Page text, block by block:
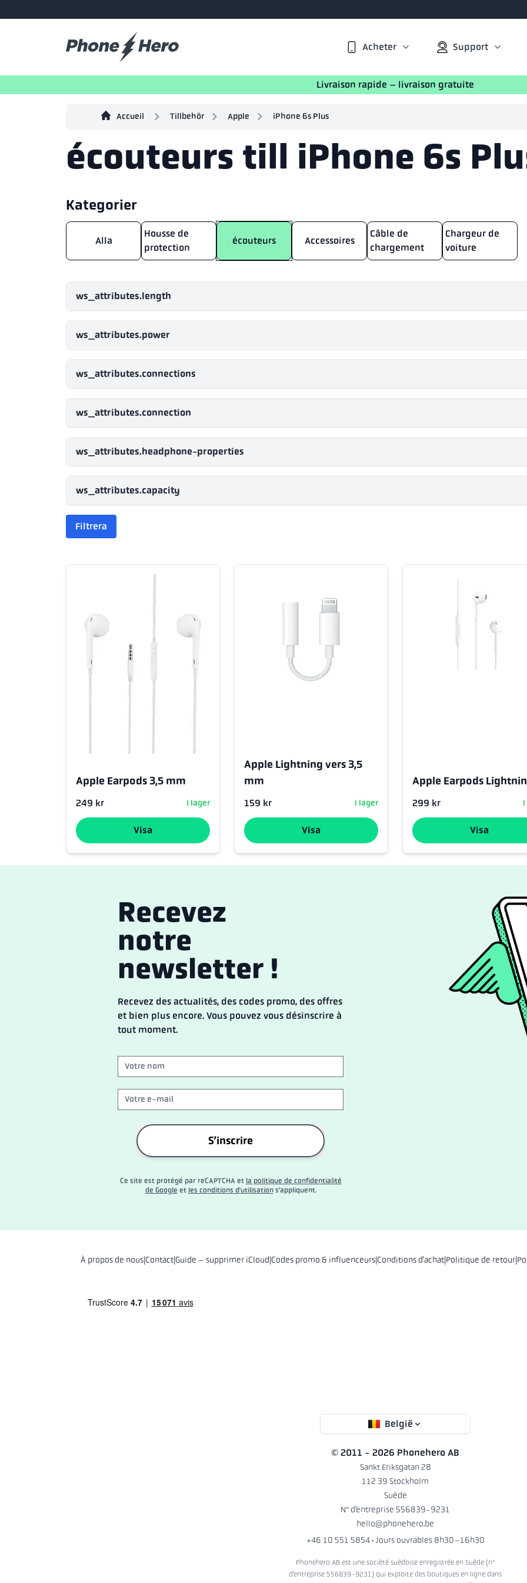
Acheter Support
Livraison rapide – livraison gratuite
Accueil Tillbehör Apple iPhone 6s Plus
écouteurs till iPhone 6s
Kategorier
Alla
Housse de
protection
écouteurs Accessoires
Câble de
chargement
Chargeur de
voiture
ws_attributes.length
ws_attributes.power
ws_attributes.connections
ws_attributes.connection
ws_attributes.headphone-properties
ws_attributes.capacity
Filtrera
Apple Earpods 3,5 mm
249 kr I lager
Visa
Apple Lightning vers 3,5
mm
159 kr I lager
Visa
Apple Earpods
299 kr
Visa
Recevez
notre
newsletter !
Recevez des actualités, des codes promo, des offres
et bien plus encore. Vous pouvez vous désinscrire à
tout moment.
S’inscrire
Ce site est protégé par reCAPTCHA et la politique de confidentialité
de Google et les conditions d’utilisations’appliquent.
À propos de nous|Contact|Guide – supprimer iCloud|Codes promo & influenceurs|Conditions d’achat|Politique de retour|
België
© 2011 - 2026 Phonehero AB
Sankt Eriksgatan 28
112 39 Stockholm
Suède
N° d’entreprise 556839-9231
hello@phonehero.be
+46 10 551 5854· Jours ouvrables 8h30–16h30
Phonehero AB est une société suédoise enregistrée en Suède (n°
d’entreprise 556839-9231) qui exploite des boutiques en ligne dans